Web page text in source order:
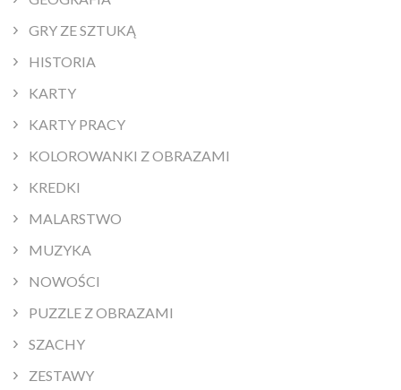
GRY ZE SZTUKĄ
HISTORIA
KARTY
KARTY PRACY
KOLOROWANKI Z OBRAZAMI
KREDKI
MALARSTWO
MUZYKA
NOWOŚCI
PUZZLE Z OBRAZAMI
SZACHY
ZESTAWY